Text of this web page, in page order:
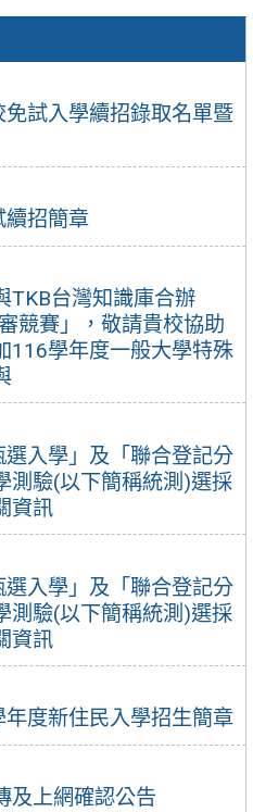
試入學續招錄取名單暨
續招簡章
TKB台灣知識庫合辦
競賽」，敬請貴校協助
116學年度一般大學特殊
入學」及「聯合登記分
測驗(以下簡稱統測)選採
資訊
入學」及「聯合登記分
測驗(以下簡稱統測)選採
資訊
度新住民入學招生簡章
及上網確認公告